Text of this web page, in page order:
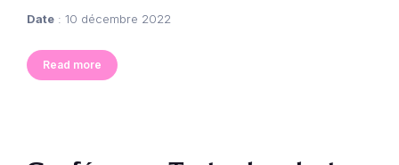
Date : 10 décembre 2022
Read more